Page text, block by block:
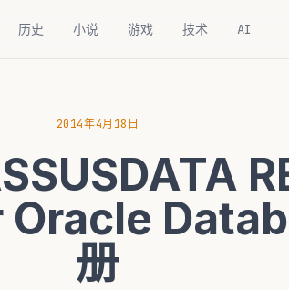
历史 小说 游戏 技术 AI
2014年4月18日
Oracle
册